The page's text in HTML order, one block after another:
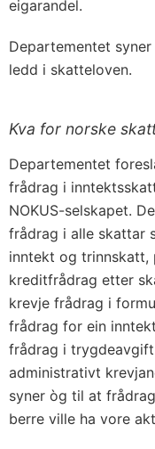
eigarandel.
Departementet
ledd i skatteloven.
Kva for norske
Departementet
frådrag i
NOKUS-selskapet.
frådrag i alle skattar
inntekt og trinnskatt,
kreditfrådrag etter
krevje frådrag i
frådrag for ein
frådrag i
administrativt
syner òg til at
berre ville ha vore